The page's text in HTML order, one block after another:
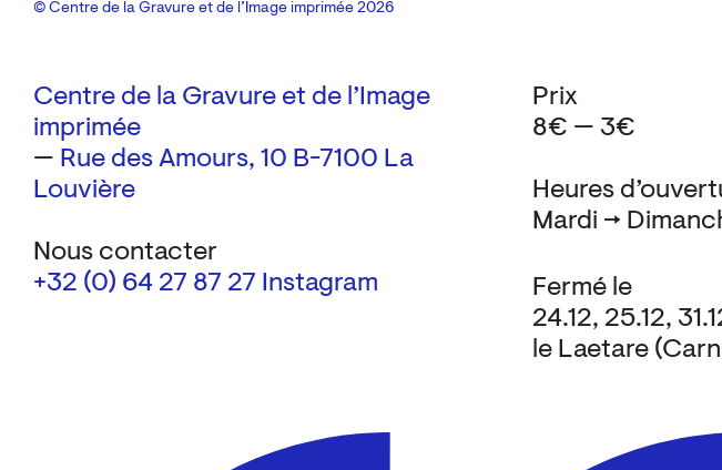
Centre de la Gravure et de l’Image
imprimée
— Rue des Amours, 10 B-7100 La
Louvière
Nous contacter
+32 (0) 64 27 87 27 Instagram
Heures
Mardi →
Fermé le
24.12, 25.12,
le Laetare
Prix
8€ — 3€
© Centre de la Gravure et de l’Image imprimée 2026